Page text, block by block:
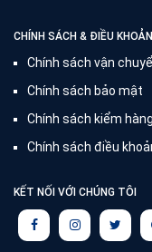
CHÍNH SÁCH & ĐIỀU KHOẢN
Chính sách vận
Chính sách bảo mật
Chính sách kiểm
Chính sách điều
KẾT NỐI VỚI CHÚNG TÔI